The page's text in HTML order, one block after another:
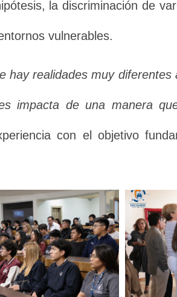
la discriminación de
vulnerables.
hay realidades muy
impacta de una manera
con el objetivo